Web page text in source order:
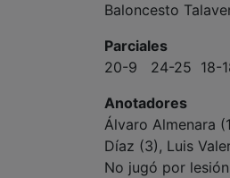
Baloncesto
Parciales
20-9 24-25 18-
Anotadores
Álvaro Almenara
Díaz (3), Luis
No jugó por